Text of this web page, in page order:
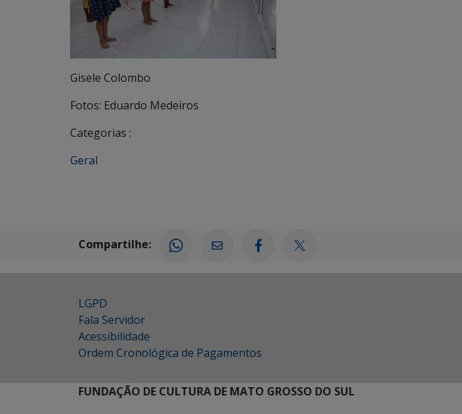
Gisele Colombo
Fotos: Eduardo Medeiros
Categorias :
Geral
Compartilhe:
LGPD
Fala Servidor
Acessibilidade
Ordem Cronológica de Pagamentos
FUNDAÇÃO DE CULTURA DE MATO GROSSO DO SUL